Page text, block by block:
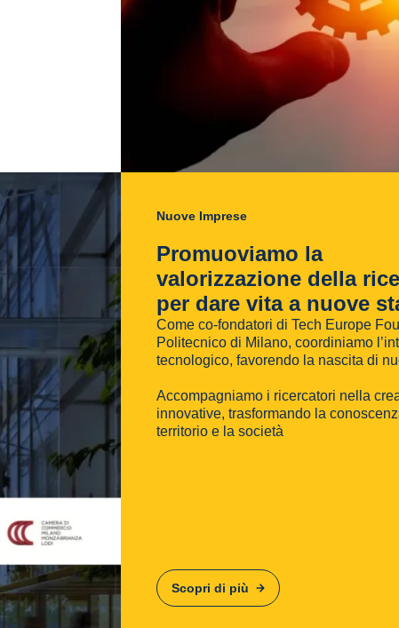
Nuove Imprese
Promuoviamo la
valorizzazione della
per dare vita a nuove
Come co-fondatori di Tech Europe
Politecnico di Milano, coordiniamo
tecnologico, favorendo la nascita di
Accompagniamo i ricercatori nella
innovative, trasformando la
territorio e la società
Scopri di più